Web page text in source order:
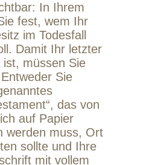
In Ihrem
fest, wem Ihr
im Todesfall
Damit Ihr letzter
müssen Sie
Sie
das von
auf Papier
werden muss, Ort
sollte und Ihre
mit vollem